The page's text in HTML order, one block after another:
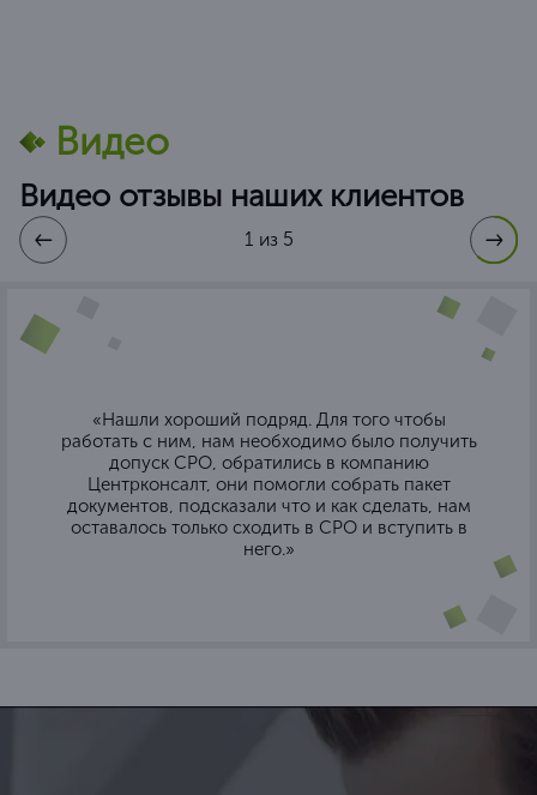
Видео
Видео отзывы наших клиентов
1 из 5
«Нашли хороший подряд. Для того чтобы
работать с ним, нам необходимо было получить
допуск СРО, обратились в компанию
Центрконсалт, они помогли собрать пакет
документов, подсказали что и как сделать, нам
оставалось только сходить в СРО и вступить в
него.»